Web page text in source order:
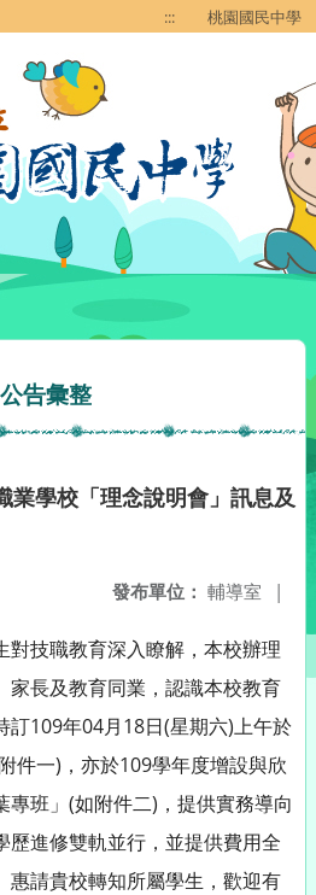
::: 桃園國民中學
公告彙整
業學校「理念說明會」訊息及
發布單位： 輔導室 |
對技職教育深入瞭解，本校辦理
家長及教育同業，認識本校教育
訂109年04月18日(星期六)上午於
件一)，亦於109學年度增設與欣
專班」(如附件二)，提供實務導向
歷進修雙軌並行，並提供費用全
惠請貴校轉知所屬學生，歡迎有